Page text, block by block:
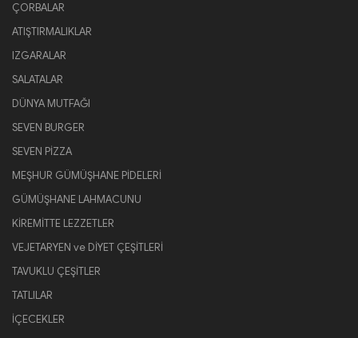
ÇORBALAR
ATIŞTIRMALIKLAR
IZGARALAR
SALATALAR
DÜNYA MUTFAĞI
SEVEN BURGER
SEVEN PİZZA
MEŞHUR GÜMÜŞHANE PİDELERİ
GÜMÜŞHANE LAHMACUNU
KİREMİTTE LEZZETLER
VEJETARYEN ve DİYET ÇEŞİTLERİ
TAVUKLU ÇEŞİTLER
TATLILAR
İÇECEKLER